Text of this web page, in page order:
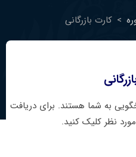
> کارت بازرگانی
به شما هستند. برای دریافت
نظر کلیک کنید.